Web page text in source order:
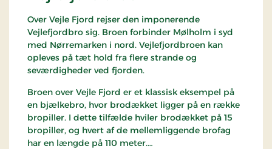
Over Vejle Fjord rejser den imponerende
Vejlefjordbro sig. Broen forbinder Mølholm i syd
med Nørremarken i nord. Vejlefjordbroen kan
opleves på tæt hold fra flere strande og
seværdigheder ved fjorden.
Broen over Vejle Fjord er et klassisk eksempel på
en bjælkebro, hvor brodækket ligger på en række
bropiller. I dette tilfælde hviler brodækket på 15
bropiller, og hvert af de mellemliggende brofag
har en længde på 110 meter.